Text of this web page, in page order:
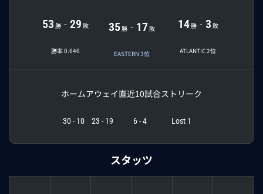
53 勝 - 29 敗
勝率 0.646
35勝 - 17 敗
EASTERN 3位
14勝 - 3 敗
ATLANTIC 2位
ホーム
30 - 10
アウェイ
23 - 19
直近10試合
6 - 4
ストリーク
Lost 1
スタッツ